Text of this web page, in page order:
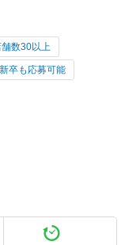
舗数30以上
新卒も応募可能